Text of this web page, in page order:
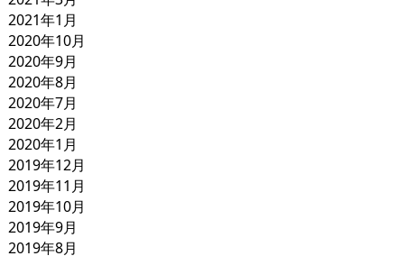
2021年1月
2020年10月
2020年9月
2020年8月
2020年7月
2020年2月
2020年1月
2019年12月
2019年11月
2019年10月
2019年9月
2019年8月